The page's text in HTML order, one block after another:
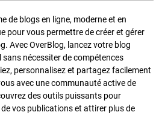
de blogs en ligne, moderne et en
pour vous permettre de créer et gérer
Avec OverBlog, lancez votre blog
nécessiter de compétences
personnalisez et partagez facilement
avec une communauté active de
des outils puissants pour
vos publications et attirer plus de